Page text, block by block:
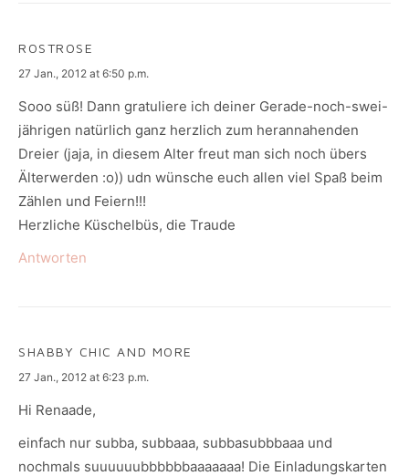
ROSTROSE
says:
27 Jan., 2012 at 6:50 p.m.
Sooo süß! Dann gratuliere ich deiner Gerade-noch-swei-
jährigen natürlich ganz herzlich zum herannahenden
Dreier (jaja, in diesem Alter freut man sich noch übers
Älterwerden :o)) udn wünsche euch allen viel Spaß beim
Zählen und Feiern!!!
Herzliche Küschelbüs, die Traude
Antworten
SHABBY CHIC AND MORE
says:
27 Jan., 2012 at 6:23 p.m.
Hi Renaade,
einfach nur subba, subbaaa, subbasubbbaaa und
nochmals suuuuuubbbbbbaaaaaaa! Die Einladungskarten